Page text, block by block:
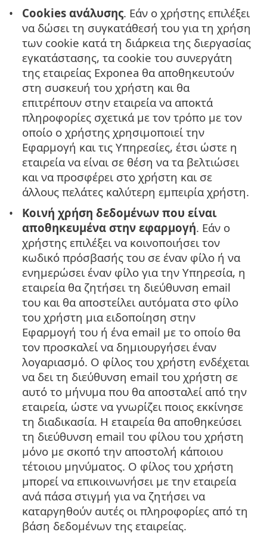
Cookies ανάλυσης. Εάν ο χρήστης επιλέξει
να δώσει τη συγκατάθεσή του για τη χρήση
των cookie κατά τη διάρκεια της διεργασίας
εγκατάστασης, τα cookie του συνεργάτη
της εταιρείας Exponea θα αποθηκευτούν
στη συσκευή του χρήστη και θα
επιτρέπουν στην εταιρεία να αποκτά
πληροφορίες σχετικά με τον τρόπο με τον
οποίο ο χρήστης χρησιμοποιεί την
Εφαρμογή και τις Υπηρεσίες, έτσι ώστε η
εταιρεία να είναι σε θέση να τα βελτιώσει
και να προσφέρει στο χρήστη και σε
άλλους πελάτες καλύτερη εμπειρία χρήστη.
Κοινή χρήση δεδομένων που είναι
αποθηκευμένα στην εφαρμογή. Εάν ο
χρήστης επιλέξει να κοινοποιήσει τον
κωδικό πρόσβασής του σε έναν φίλο ή να
ενημερώσει έναν φίλο για την Υπηρεσία, η
εταιρεία θα ζητήσει τη διεύθυνση email
του και θα αποστείλει αυτόματα στο φίλο
του χρήστη μια ειδοποίηση στην
Εφαρμογή του ή ένα email με το οποίο θα
τον προσκαλεί να δημιουργήσει έναν
λογαριασμό. Ο φίλος του χρήστη ενδέχεται
να δει τη διεύθυνση email του χρήστη σε
αυτό το μήνυμα που θα αποσταλεί από την
εταιρεία, ώστε να γνωρίζει ποιος εκκίνησε
τη διαδικασία. Η εταιρεία θα αποθηκεύσει
τη διεύθυνση email του φίλου του χρήστη
μόνο με σκοπό την αποστολή κάποιου
τέτοιου μηνύματος. Ο φίλος του χρήστη
μπορεί να επικοινωνήσει με την εταιρεία
ανά πάσα στιγμή για να ζητήσει να
καταργηθούν αυτές οι πληροφορίες από τη
βάση δεδομένων της εταιρείας.